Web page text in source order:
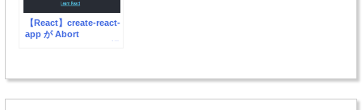
【React】create-react-
app が Abort